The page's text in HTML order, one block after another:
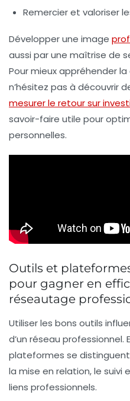
Remercier et valoriser
Développer une image
aussi par une maîtrise de
Pour mieux appréhender
n’hésitez pas à découvrir
mesurer le retour sur
savoir-faire utile pour
personnelles.
Outils et
pour gagner en
réseautage
Utiliser les bons outils
d’un réseau professionnel.
plateformes se
la mise en relation, le
liens professionnels.